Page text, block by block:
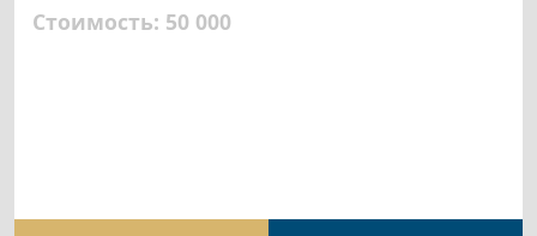
Стоимость: 50 000